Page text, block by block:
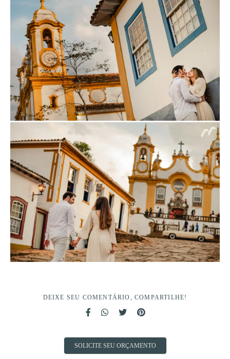
DEIXE SEU COMENTÁRIO, COMPARTILHE!
SOLICITE SEU ORÇAMENTO